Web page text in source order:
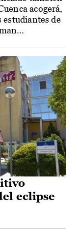
acogerá,
estudiantes de
eclipse